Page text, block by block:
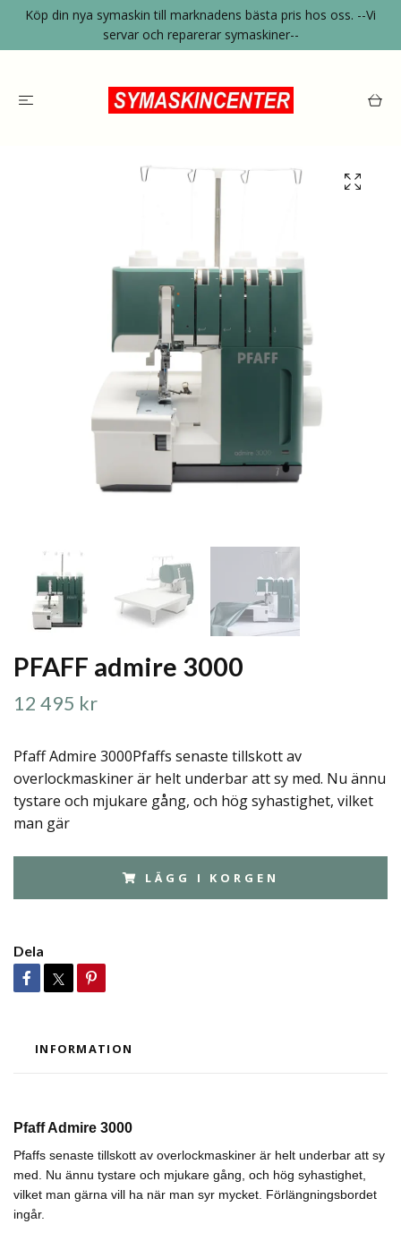
Köp din nya symaskin till marknadens bästa pris hos oss. --Vi
servar och reparerar symaskiner--
PFAFF admire 3000
12 495 kr
Pfaff Admire 3000Pfaffs senaste tillskott av
overlockmaskiner är helt underbar att sy med. Nu ännu
tystare och mjukare gång, och hög syhastighet, vilket
man gär
LÄGG I KORGEN
Dela
INFORMATION
Pfaff Admire 3000
Pfaffs senaste tillskott av overlockmaskiner är helt underbar att sy
med. Nu ännu tystare och mjukare gång, och hög syhastighet,
vilket man gärna vill ha när man syr mycket. Förlängningsbordet
ingår.